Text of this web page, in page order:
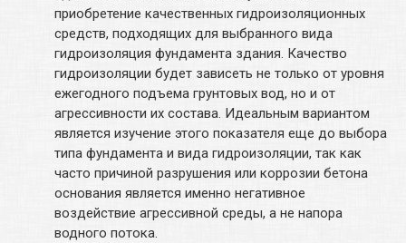
приобретение качественных гидроизоляционных
средств, подходящих для выбранного вида
гидроизоляция фундамента здания. Качество
гидроизоляции будет зависеть не только от уровня
ежегодного подъема грунтовых вод, но и от
агрессивности их состава. Идеальным вариантом
является изучение этого показателя еще до выбора
типа фундамента и вида гидроизоляции, так как
часто причиной разрушения или коррозии бетона
основания является именно негативное
воздействие агрессивной среды, а не напора
водного потока.